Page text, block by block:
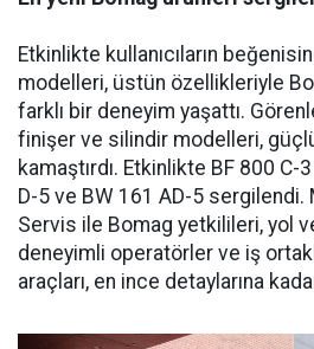
Etkinlikte kullanıcıların
modelleri, üstün özellikleriyle
farklı bir deneyim yaşattı.
finişer ve silindir modelleri,
kamaştırdı. Etkinlikte BF 800 C-
D-5 ve BW 161 AD-5 sergilendi.
Servis ile Bomag yetkilileri, yol
deneyimli operatörler ve iş
araçları, en ince detaylarına